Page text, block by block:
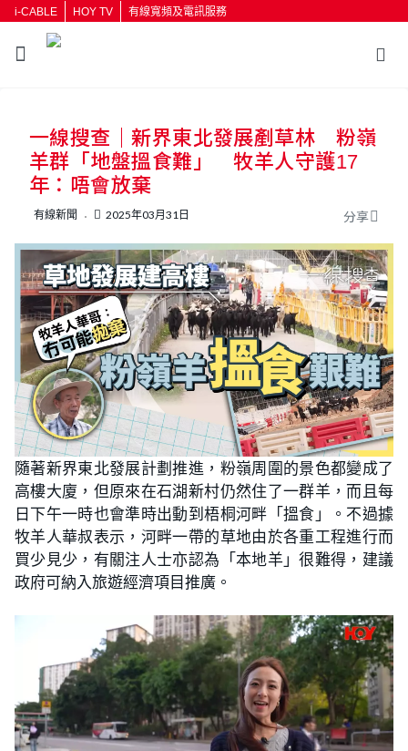
i-CABLE HOY TV 有線寬頻及電訊服務
一線搜查｜新界東北發展剷草林 粉嶺
羊群「地盤搵食難」 牧羊人守護17
年：唔會放棄
有線新聞 2025年03月31日 分享
隨著新界東北發展計劃推進，粉嶺周圍的景色都變成了
高樓大廈，但原來在石湖新村仍然住了一群羊，而且每
日下午一時也會準時出動到梧桐河畔「搵食」。不過據
牧羊人華叔表示，河畔一帶的草地由於各重工程進行而
買少見少，有關注人士亦認為「本地羊」很難得，建議
政府可納入旅遊經濟項目推廣。